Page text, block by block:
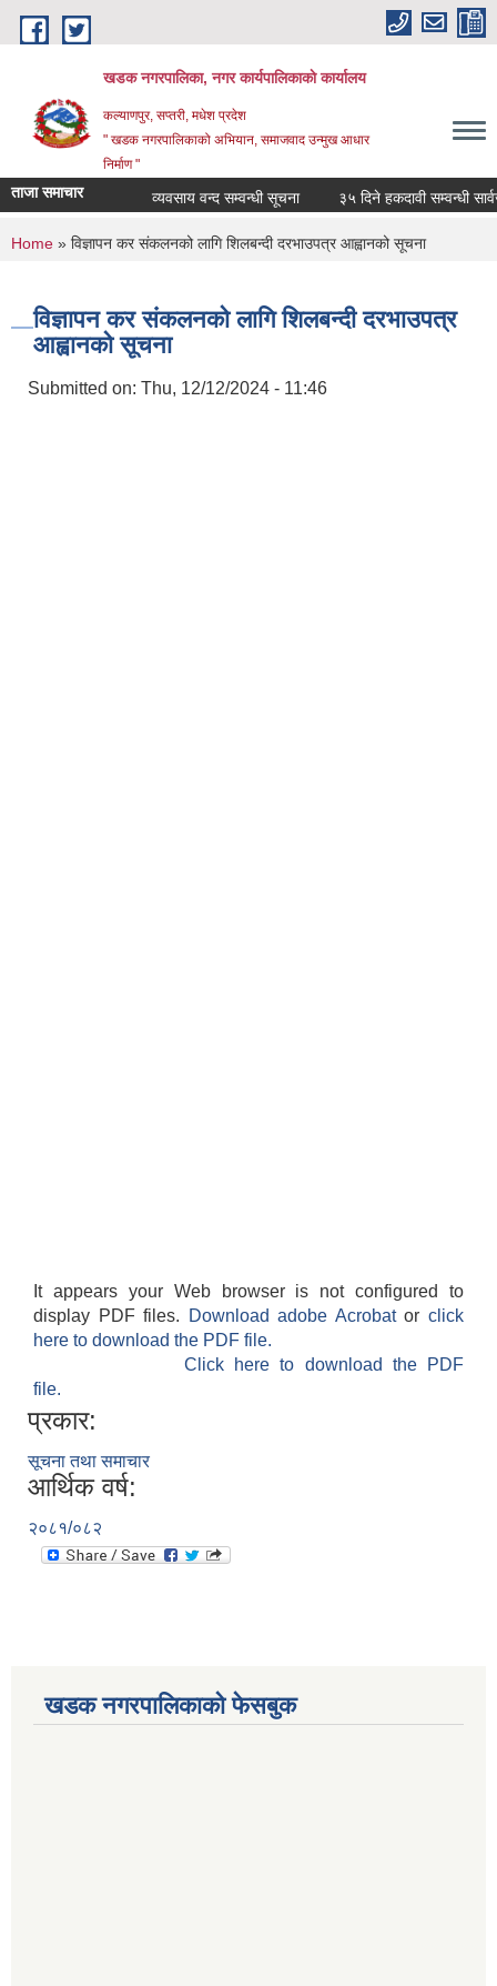
Skip to main content
खडक नगरपालिका, नगर कार्यपालिकाकाे कार्यालय
कल्याणपुर, सप्तरी, मधेश प्रदेश
" खडक नगरपालिकाको अभियान, समाजवाद उन्मुख आधार
निर्माण "
ताजा समाचार व्यवसाय वन्द सम्वन्धी सूचना ३५ दिने हकदावी सम्वन्धी
You are here
Home » विज्ञापन कर संकलनको लागि शिलबन्दी दरभाउपत्र आह्वानको सूचना
विज्ञापन कर संकलनको लागि शिलबन्दी दरभाउपत्र
आह्वानको सूचना
Submitted on: Thu, 12/12/2024 - 11:46
It appears your Web browser is not configured to
display PDF files.
Download adobe Acrobatorclick
here to download the PDF file.
Click here to download the PDF
file.
प्रकार:
सूचना तथा समाचार
आर्थिक वर्ष:
२०८१/०८२
खडक नगरपालिकाको फेसबुक